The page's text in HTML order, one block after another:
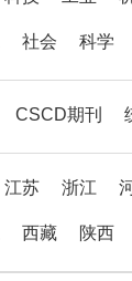
社会 科学
CSCD期刊
江苏 浙江
西藏 陕西